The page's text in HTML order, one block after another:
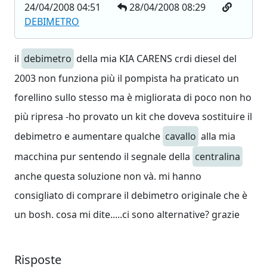
24/04/2008 04:51
28/04/2008 08:29
DEBIMETRO
il debimetro della mia KIA CARENS crdi diesel del
2003 non funziona più il pompista ha praticato un
forellino sullo stesso ma è migliorata di poco non ho
più ripresa -ho provato un kit che doveva sostituire il
debimetro e aumentare qualche cavallo alla mia
macchina pur sentendo il segnale della centralina
anche questa soluzione non và. mi hanno
consigliato di comprare il debimetro originale che è
un bosh. cosa mi dite.....ci sono alternative? grazie
Risposte